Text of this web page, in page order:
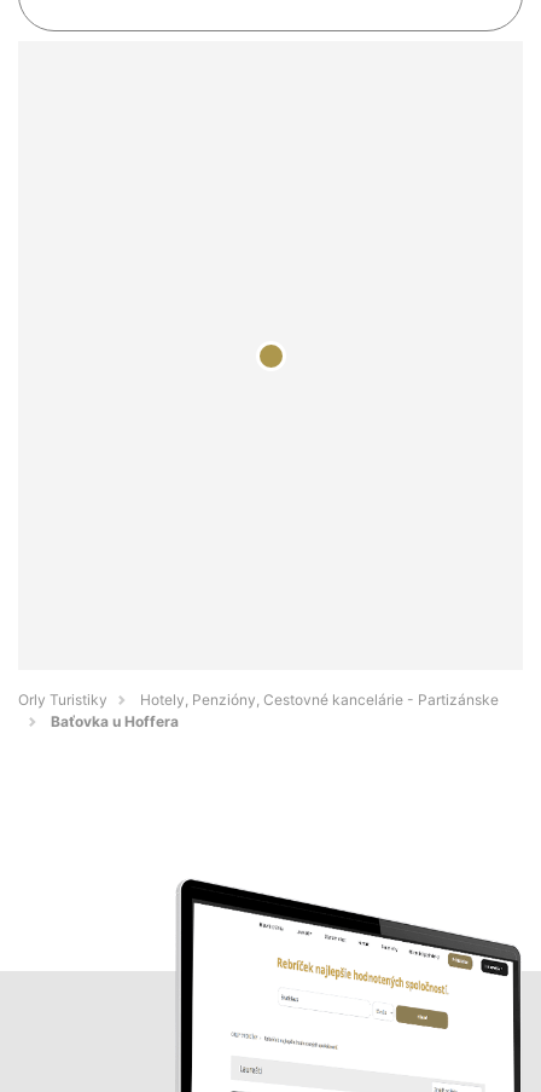
Orly Turistiky
Hotely, Penzióny, Cestovné kancelárie - Partizánske
Baťovka u Hoffera